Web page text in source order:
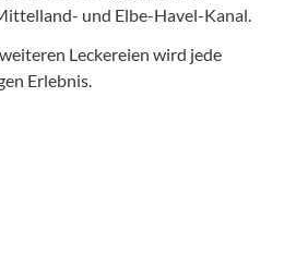
und Elbe-Havel-Kanal.
Leckereien wird jede
Erlebnis.